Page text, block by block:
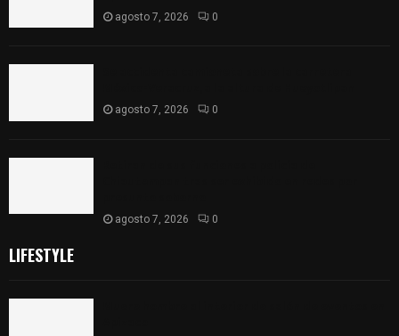
agosto 7, 2026 0
agosto 7, 2026 0
agosto 7, 2026 0
LIFESTYLE